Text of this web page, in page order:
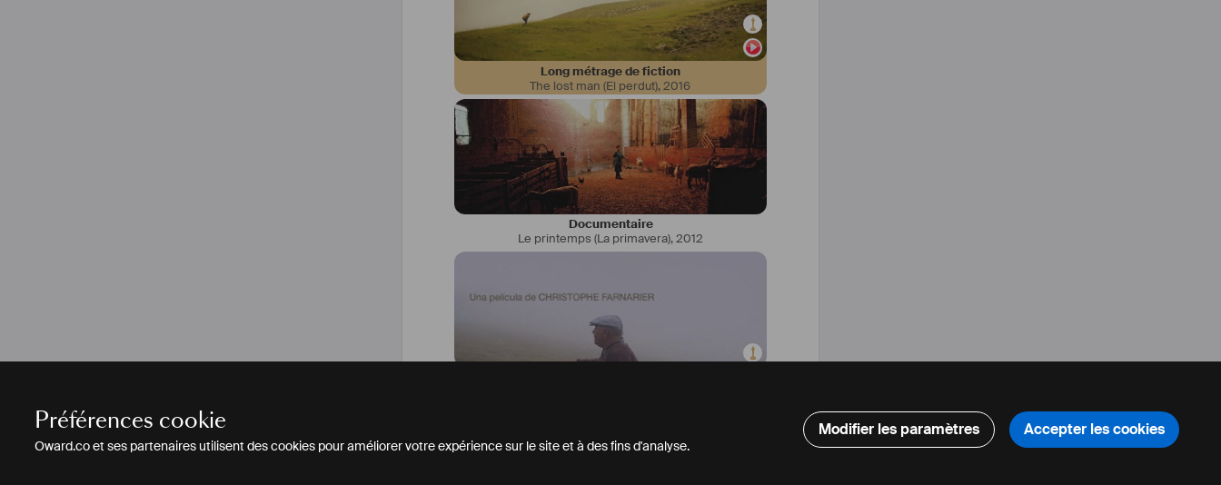
Préférences cookie
Oward.co et ses partenaires utilisent des cookies pour améliorer votre expérience sur le site et à des fins d'analyse.
Modifier les paramètres Accepter les cookies
Long métrage de fiction
The lost man (El perdut),2016
Documentaire
Le printemps (La primavera),2012